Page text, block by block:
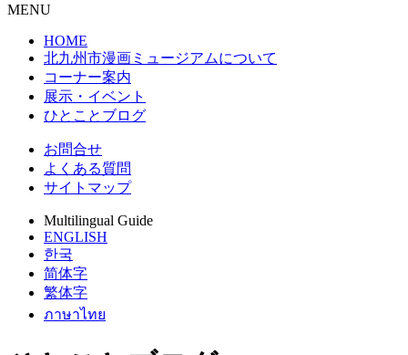
MENU
HOME
北九州市漫画ミュージアムについて
コーナー案内
展示・イベント
ひとことブログ
お問合せ
よくある質問
サイトマップ
Multilingual Guide
ENGLISH
한국
简体字
繁体字
ภาษาไทย